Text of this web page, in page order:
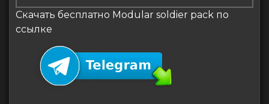
Скачать бесплатно Modular soldier pack по
ссылке